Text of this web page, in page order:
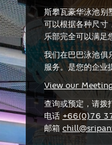
斯攀瓦豪华泳池别
可以根据各种尺寸
乐部完全可以满足
我们在巴巴泳池俱
服务。是您的企业
View our
查询或预定，请拨
电话 +66(0)76
邮箱